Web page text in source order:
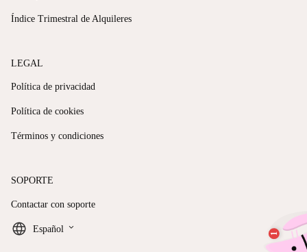
Índice Trimestral de Alquileres
LEGAL
Política de privacidad
Política de cookies
Términos y condiciones
SOPORTE
Contactar con soporte
Español keyboard_arrow_down